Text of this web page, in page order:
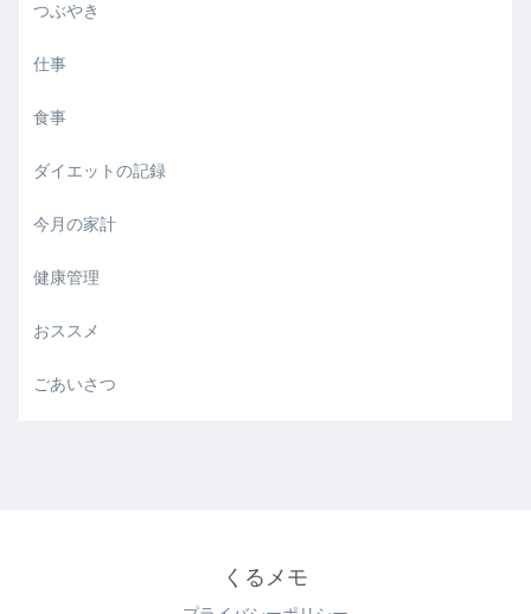
つぶやき
仕事
食事
ダイエットの記録
今月の家計
健康管理
おススメ
ごあいさつ
くるメモ